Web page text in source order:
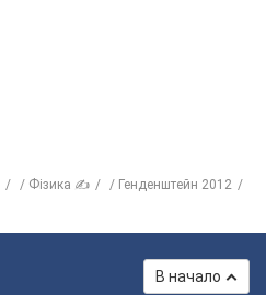
Фізика ✍
Генденштейн 2012
В начало